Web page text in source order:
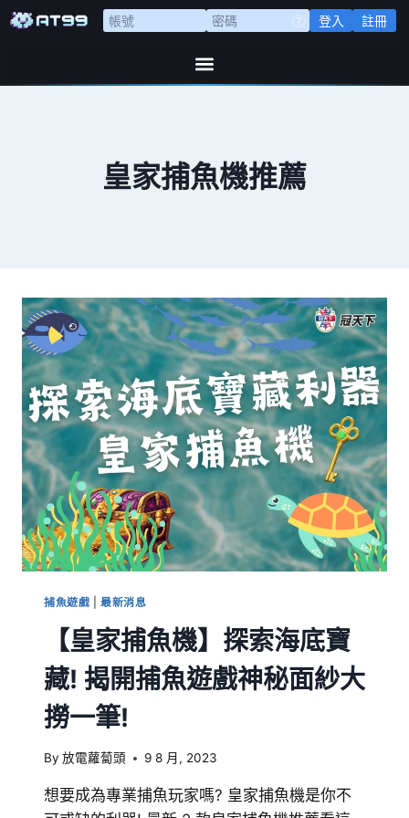
登入 註冊
皇家捕魚機推薦
捕魚遊戲 |最新消息
【皇家捕魚機】探索海底寶
藏! 揭開捕魚遊戲神秘面紗大
撈一筆!
By 放電蘿蔔頭 9 8 月, 2023
想要成為專業捕魚玩家嗎? 皇家捕魚機是你不